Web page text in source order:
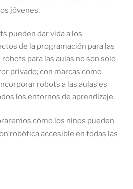
jóvenes.
pueden dar vida a los
de la programación para las
para las aulas no son solo
privado; con marcas como
robots a las aulas es
los entornos de aprendizaje.
cómo los niños pueden
robótica accesible en todas las